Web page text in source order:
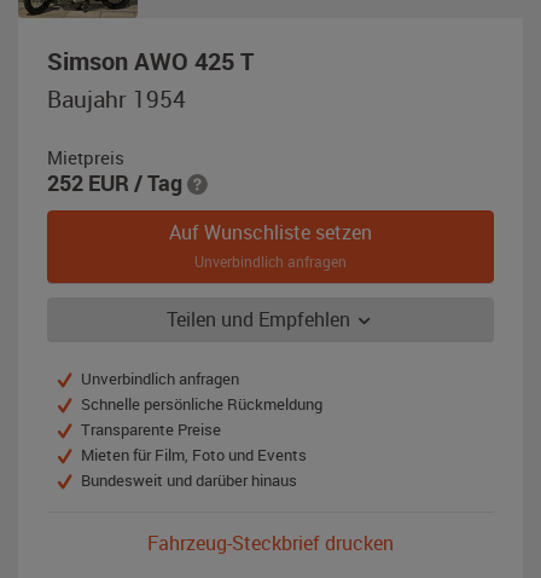
Simson AWO 425 T,
Baujahr 1954
Mietpreis
252 EUR / Tag
Auf Wunschliste setzen
Unverbindlich anfragen
Teilen und Empfehlen
Unverbindlich anfragen
Schnelle persönliche Rückmeldung
Transparente Preise
Mieten für Film, Foto und Events
Bundesweit und darüber hinaus
Fahrzeug-Steckbrief drucken